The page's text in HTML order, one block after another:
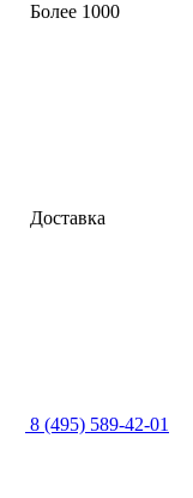
Более 1000
Доставка
8 (495) 589-42-01